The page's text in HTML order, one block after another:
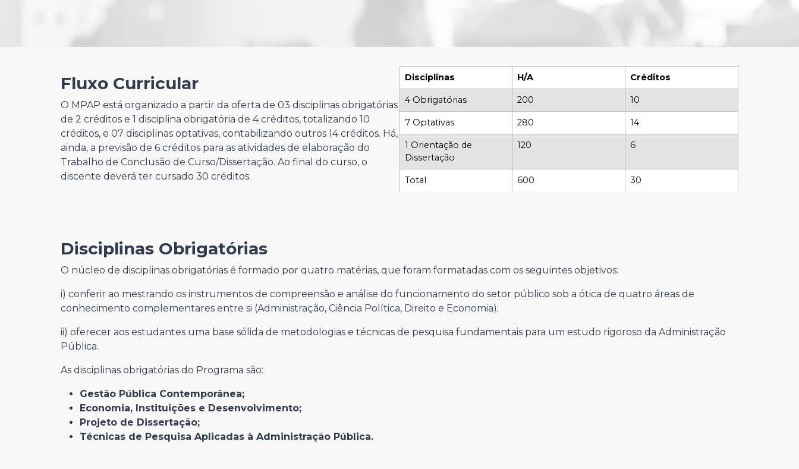
Fluxo Curricular
O MPAP está organizado a partir da oferta de 03 disciplinas obrigatórias
de 2 créditos e 1 disciplina obrigatória de 4 créditos, totalizando 10
créditos, e 07 disciplinas optativas, contabilizando outros 14 créditos. Há,
ainda, a previsão de 6 créditos para as atividades de elaboração do
Trabalho de Conclusão de Curso/Dissertação. Ao final do curso, o
discente deverá ter cursado 30 créditos.
Disciplinas H/A Créditos
4 Obrigatórias 200 10
7 Optativas 280 14
1 Orientação de
Dissertação
120 6
Total 600 30
Disciplinas Obrigatórias
O núcleo de disciplinas obrigatórias é formado por quatro matérias, que foram formatadas com os seguintes objetivos:
i) conferir ao mestrando os instrumentos de compreensão e análise do funcionamento do setor público sob a ótica de quatro áreas de
conhecimento complementares entre si (Administração, Ciência Política, Direito e Economia);
ii) oferecer aos estudantes uma base sólida de metodologias e técnicas de pesquisa fundamentais para um estudo rigoroso da Administração
Pública.
As disciplinas obrigatórias do Programa são:
Gestão Pública Contemporânea;
Economia, Instituições e Desenvolvimento;
Projeto de Dissertação;
Técnicas de Pesquisa Aplicadas à Administração Pública.